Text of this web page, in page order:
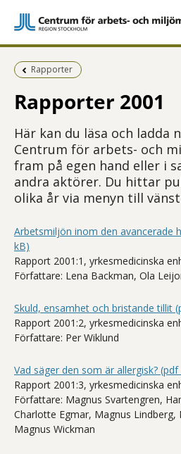
Föregående sida:
Rapporter
Rapporter 2001
Här kan du läsa och ladda
Centrum för arbets- och
fram på egen hand eller i
andra aktörer. Du hittar
olika år via menyn till
Arbetsmiljön inom den avancerade
kB)
Rapport 2001:1, yrkesmedicinska
Författare: Lena Backman, Ola
Skuld, ensamhet och bristande tillit
Rapport 2001:2, yrkesmedicinska
Författare: Per Wiklund
Vad säger den som är allergisk?
Rapport 2001:3, yrkesmedicinska
Författare: Magnus Svartengren,
Charlotte Egmar, Magnus Lindberg,
Magnus Wickman